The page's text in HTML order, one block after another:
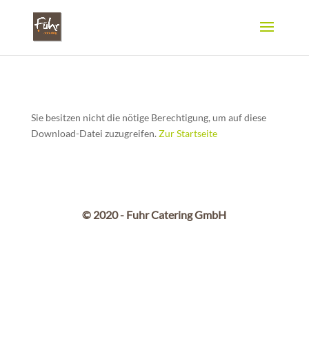
Sie besitzen nicht die nötige Berechtigung, um auf diese
Download-Datei zuzugreifen. Zur Startseite
© 2020 - Fuhr Catering GmbH